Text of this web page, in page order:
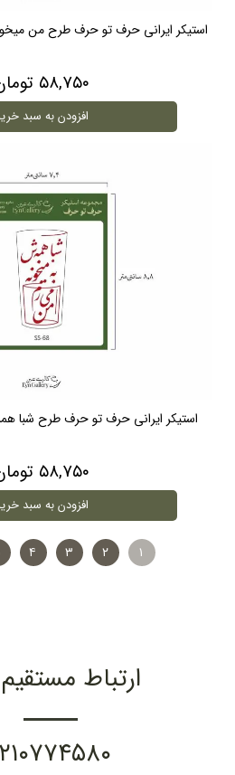
استیکر ایرانی حرف تو حرف طرح من
۵۸,۷۵۰ تومان
افزودن به سبد
استیکر ایرانی حرف تو حرف طرح شبا
۵۸,۷۵۰ تومان
افزودن به سبد
۱ ۲ ۳ ۴
ارتباط